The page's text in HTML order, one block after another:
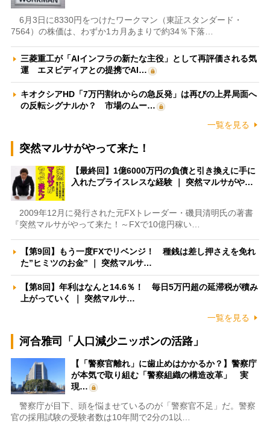
6月3日に8330円をつけたワークマン（東証スタンダード・
7564）の株価は、わずか1カ月あまりで約34％下落…
三菱重工が「AIインフラの新たな主役」として再評価される気
運 エヌビディアとの提携でAI…
キオクシアHD「7万円割れからの急反発」は再びの上昇局面へ
の反転シグナルか？ 市場のムー…
一覧を見る
突然マルサがやって来た！
【最終回】1億6000万円の負債と引き換えに手に
入れたプライスレスな経験 ｜ 突然マルサがや…
2009年12月に発行された元FXトレーダー・磯貝清明氏の著書
『突然マルサがやって来た！～FXで10億円稼い…
【第9回】もう一度FXでリベンジ！ 種銭は差し押さえを免れ
た”ヒミツのお金” ｜ 突然マルサ…
【第8回】年利はなんと14.6％！ 毎日5万円超の延滞税が積み
上がっていく ｜ 突然マルサ…
一覧を見る
河合雅司「人口減少ニッポンの活路」
【「警察官離れ」に歯止めはかかるか？】警察庁
が本気で取り組む「警察組織の構造改革」 実
現…
警察庁が目下、頭を悩ませているのが「警察官不足」だ。警察
官の採用試験の受験者数は10年間で2分の1以…